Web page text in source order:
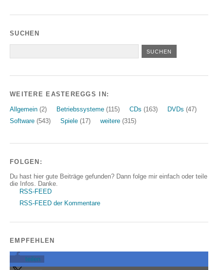
SUCHEN
WEITERE EASTEREGGS IN:
Allgemein (2) Betriebssysteme (115) CDs (163) DVDs (47)
Software (543) Spiele (17) weitere (315)
FOLGEN:
Du hast hier gute Beiträge gefunden? Dann folge mir einfach oder teile
die Infos. Danke.
RSS-FEED
RSS-FEED der Kommentare
EMPFEHLEN
teilen